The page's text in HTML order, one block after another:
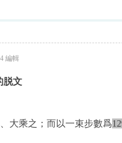
編輯
脱文
大乘之；而以一束步數爲